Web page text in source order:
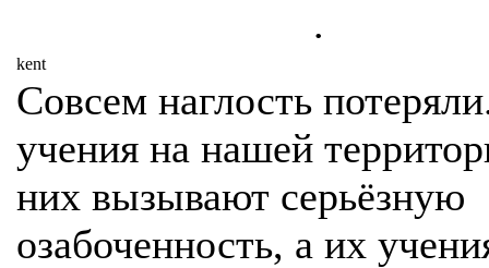
.
kent
Совсем наглость
учения на нашей
них вызывают серьёзную
озабоченность, а их